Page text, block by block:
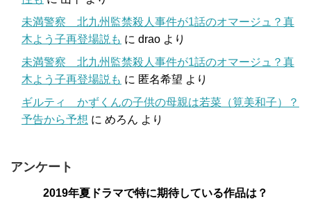
未満警察 北九州監禁殺人事件が1話のオマージュ？真
木よう子再登場説も に drao より
未満警察 北九州監禁殺人事件が1話のオマージュ？真
木よう子再登場説も に 匿名希望 より
ギルティ かずくんの子供の母親は若菜（筧美和子）？
予告から予想 に めろん より
アンケート
2019年夏ドラマで特に期待している作品は？